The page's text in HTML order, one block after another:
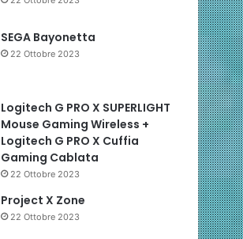
SEGA Bayonetta
22 Ottobre 2023
Logitech G PRO X SUPERLIGHT
Mouse Gaming Wireless +
Logitech G PRO X Cuffia
Gaming Cablata
22 Ottobre 2023
Project X Zone
22 Ottobre 2023